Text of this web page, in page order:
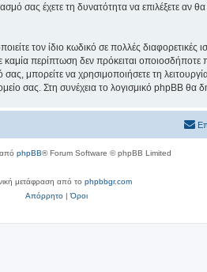
σας έχετε τη δυνατότητα να επιλέξετε αν
τον ίδιο κωδικό σε πολλές διαφορετικές
περίπτωση δεν πρόκειται
μπορείτε να χρησιμοποιήσετε τη
σας. Στη συνέχεια το λογισμικό phpBB θα
phpBB® Forum Software © phpBB Limited
μετάφραση από το phpbbgr.com
Απόρρητο|Όροι